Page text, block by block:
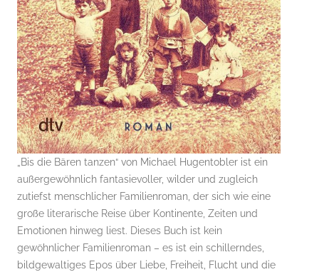
„Bis die Bären tanzen“ von Michael Hugentobler ist ein
außergewöhnlich fantasievoller, wilder und zugleich
zutiefst menschlicher Familienroman, der sich wie eine
große literarische Reise über Kontinente, Zeiten und
Emotionen hinweg liest. Dieses Buch ist kein
gewöhnlicher Familienroman – es ist ein schillerndes,
bildgewaltiges Epos über Liebe, Freiheit, Flucht und die